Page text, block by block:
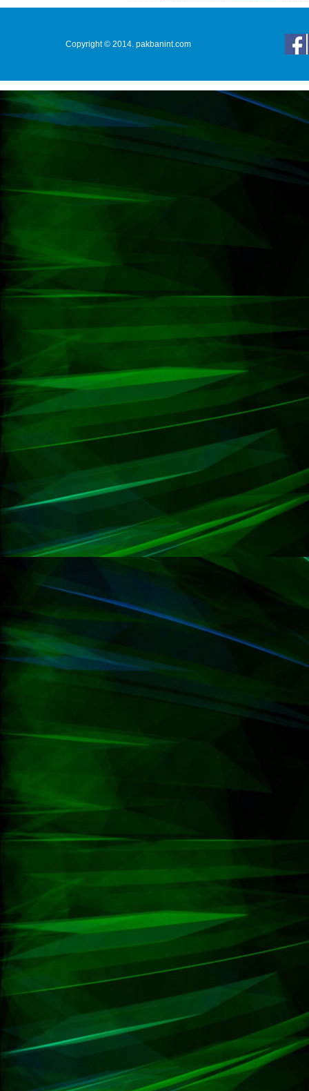
Copyright © 2014. pakbanint.com